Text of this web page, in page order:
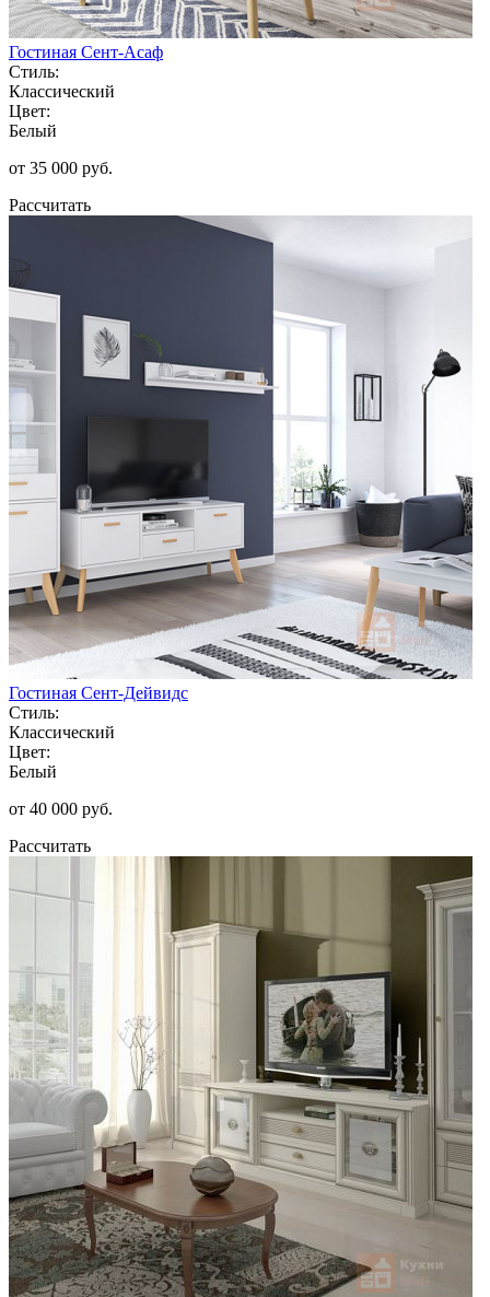
Гостиная Сент-Асаф
Стиль:
Классический
Цвет:
Белый
от 35 000 руб.
Рассчитать
Гостиная Сент-Дейвидс
Стиль:
Классический
Цвет:
Белый
от 40 000 руб.
Рассчитать